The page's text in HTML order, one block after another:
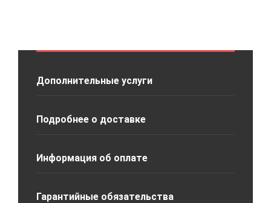
Дополнительные услуги
Подробнее о доставке
Информация об оплате
Гарантийные обязательства